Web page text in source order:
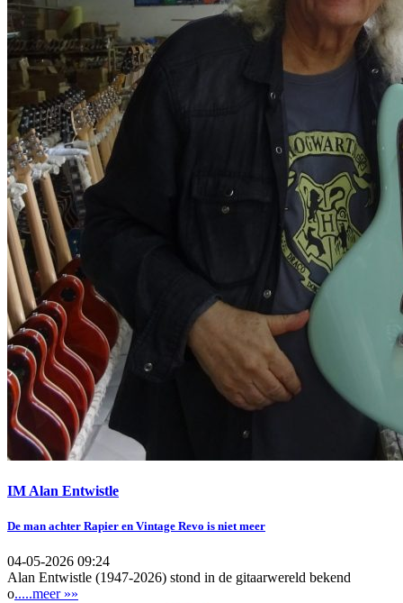
IM Alan Entwistle
De man achter Rapier en Vintage Revo is niet meer
04-05-2026 09:24
Alan Entwistle (1947-2026) stond in de gitaarwereld bekend
o.....meer »»